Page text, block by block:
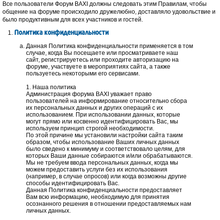
Все пользователи Форум BAXI должны следовать этим Правилам, чтобы
общение на форуме происходило дружелюбно, доставляло удовольствие и
было продуктивным для всех участников и гостей.
Политика конфиденциальности
Данная Политика конфиденциальности применяется в том
случае, когда Вы посещаете или просматриваете наш
сайт, регистрируетесь или проходите авторизацию на
форуме, участвуете в мероприятиях сайта, а также
пользуетесь некоторыми его сервисами.
1. Наша политика
Администрация форума BAXI уважает право
пользователей на информирование относительно сбора
их персональных данных и других операций с их
использованием. При использовании данных, которые
могут прямо или косвенно идентифицировать Вас, мы
используем принцип строгой необходимости.
По этой причине мы установили настройки сайта таким
образом, чтобы использование Ваших личных данных
было сведено к минимуму и соответствовало целям, для
которых Ваши данные собираются и/или обрабатываются.
Мы не требуем ввода персональных данных, когда мы
можем предоставить услуги без их использования
(например, в случае опросов) или когда возможны другие
способы идентифицировать Вас.
Данная Политика конфиденциальности предоставляет
Вам всю информацию, необходимую для принятия
осознанного решения в отношении предоставляемых нам
личных данных.